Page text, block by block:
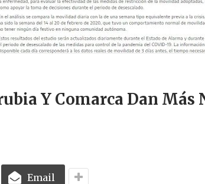
Y Comarca Dan Más
Email